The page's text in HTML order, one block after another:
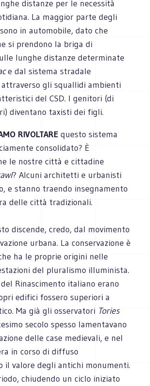
distanze per le necessità
La maggior parte degli
in automobile, dato che
si prendono la briga di
lunghe distanze determinate
e dal sistema stradale
attraverso gli squallidi ambienti
del CSD. I genitori (di
diventano taxisti dei figli.
RIVOLTAREquesto sistema
consolidato? È
le nostre città e cittadine
? Alcuni architetti e urbanisti
e stanno traendo insegnamento
delle città tradizionali.
discende, credo, dal movimento
urbana. La conservazione è
ha le proprie origini nelle
del pluralismo illuminista.
Rinascimento italiano erano
edifici fossero superiori a
Ma già gli osservatori Tories
secolo spesso lamentavano
delle case medievali, e nel
in corso di diffuso
il valore degli antichi monumenti.
chiudendo un ciclo iniziato